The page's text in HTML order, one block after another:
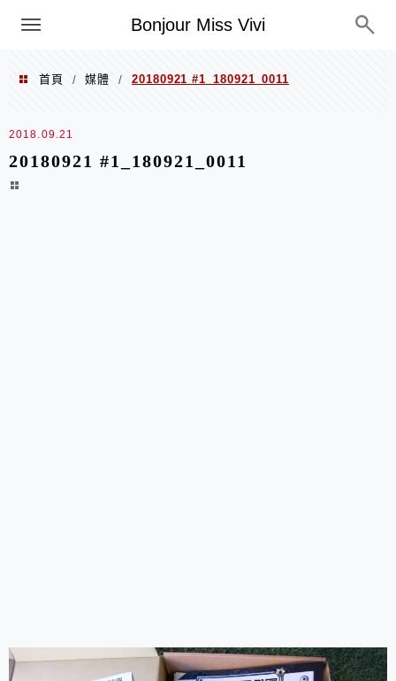
Bonjour Miss Vivi
選單
首頁 / 媒體 / 20180921 #1_180921_0011
2018.09.21
20180921 #1_180921_0011